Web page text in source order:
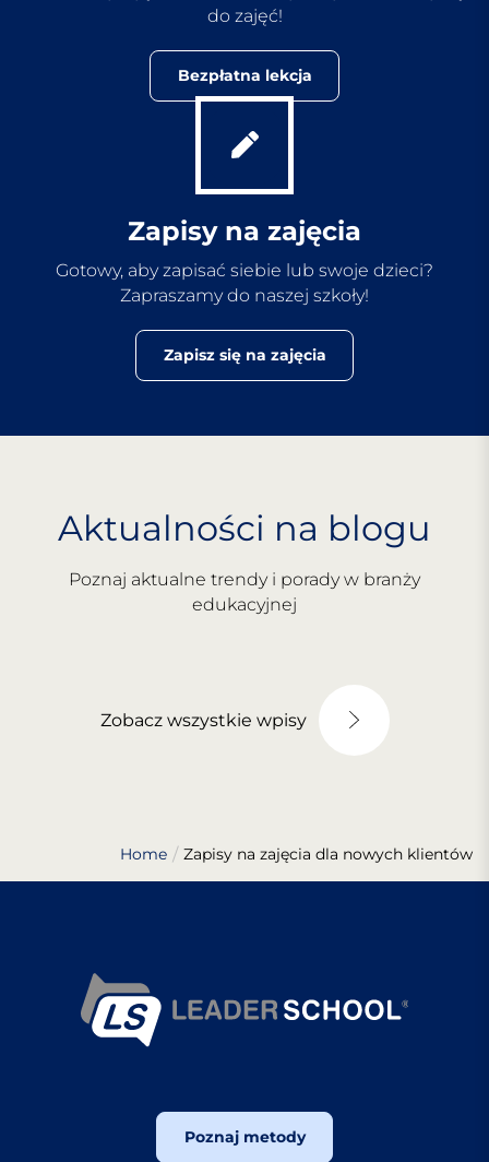
do zajęć!
Bezpłatna lekcja
Zapisy na zajęcia
Gotowy, aby zapisać siebie lub swoje dzieci?
Zapraszamy do naszej szkoły!
Zapisz się na zajęcia
Aktualności na blogu
Poznaj aktualne trendy i porady w branży
edukacyjnej
Zobacz wszystkie wpisy
Home Zapisy na zajęcia dla nowych klientów
Poznaj metody